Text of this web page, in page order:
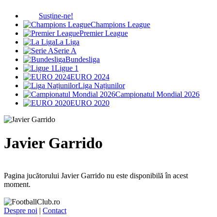
Susține-ne!
Champions League
Premier League
La Liga
Serie A
Bundesliga
Ligue 1
EURO 2024
Liga Națiunilor
Campionatul Mondial 2026
EURO 2020
Javier Garrido
Pagina jucătorului Javier Garrido nu este disponibilă în acest
moment.
Despre noi | Contact